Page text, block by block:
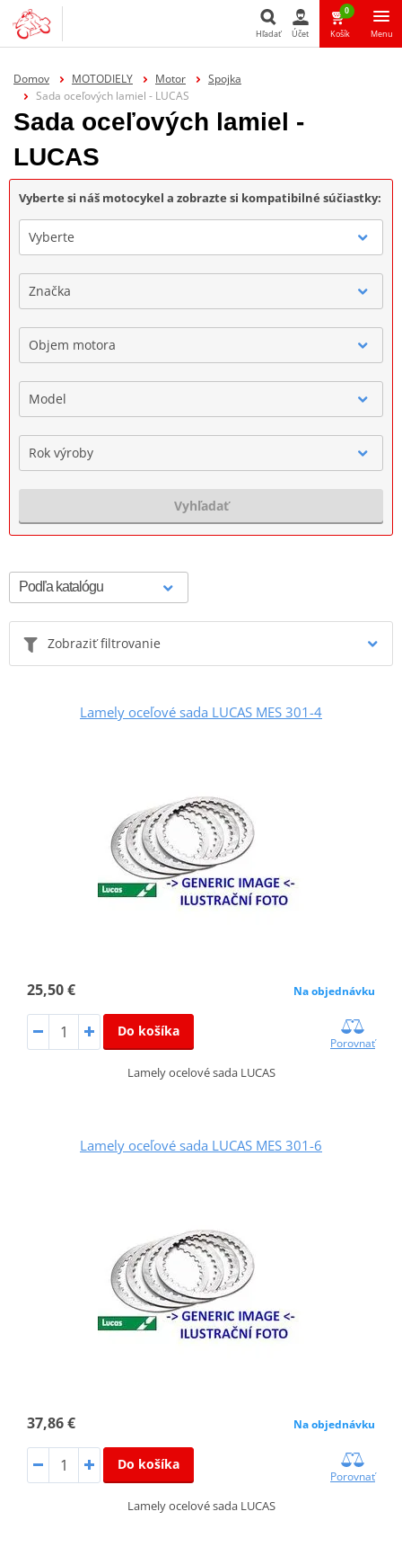
Hľadať Účet
0
Košík Menu
Domov MOTODIELY Motor
Spojka
Sada oceľových lamiel - LUCAS
Sada oceľových lamiel -
LUCAS
Vyberte si náš motocykel a zobrazte si kompatibilné súčiastky:
Vyberte
Značka
Objem motora
Model
Rok výroby
Vyhľadať
Zobraziť filtrovanie
Lamely oceľové sada LUCAS MES 301-4
25,50 € Na objednávku
Do košíka
Porovnať
Lamely ocelové sada LUCAS
Lamely oceľové sada LUCAS MES 301-6
37,86 € Na objednávku
Do košíka
Porovnať
Lamely ocelové sada LUCAS